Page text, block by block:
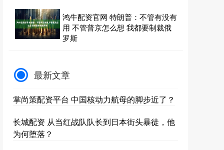
鸿牛配资官网 特朗普：不管有没有
用 不管普京怎么想 我都要制裁俄
罗斯
最新文章
掌尚策配资平台 中国核动力航母的脚步近了？
长城配资 从当红战队队长到日本街头暴徒，他
为何堕落？